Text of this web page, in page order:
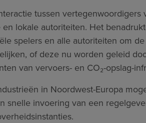
tussen vertegenwoordigers
lokale autoriteiten. Het
spelers en alle autoriteiten om
of deze nu worden geleid
van vervoers- en CO₂-opslag-
in Noordwest-Europa
snelle invoering van een